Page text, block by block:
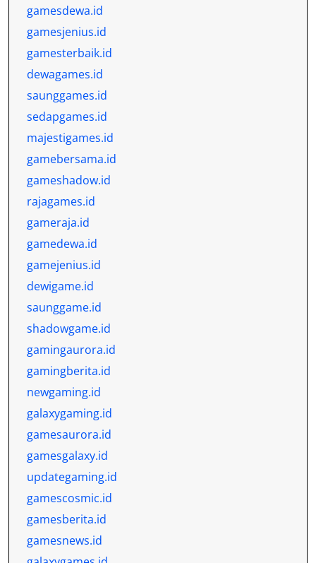
gamesdewa.id
gamesjenius.id
gamesterbaik.id
dewagames.id
saunggames.id
sedapgames.id
majestigames.id
gamebersama.id
gameshadow.id
rajagames.id
gameraja.id
gamedewa.id
gamejenius.id
dewigame.id
saunggame.id
shadowgame.id
gamingaurora.id
gamingberita.id
newgaming.id
galaxygaming.id
gamesaurora.id
gamesgalaxy.id
updategaming.id
gamescosmic.id
gamesberita.id
gamesnews.id